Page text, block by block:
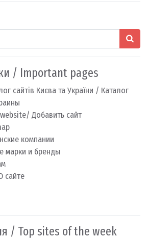
/ Important pages
сайтів Києва та України / Каталог
Добавить сайт
компании
марки и бренды
сайте
/ Top sites of the week